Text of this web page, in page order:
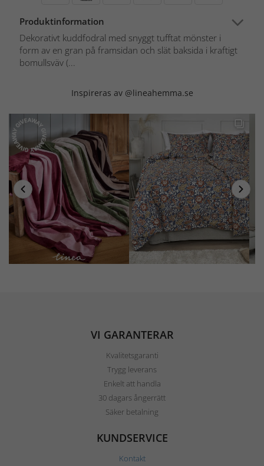
Produktinformation
Dekorativt kuddfodral med snyggt tufftat mönster i
form av en gran på framsidan och slät baksida i kraftigt
bomullsväv (...
Inspireras av @lineahemma.se
VI GARANTERAR
Kvalitetsgaranti
Trygg leverans
Enkelt att handla
30 dagars ångerrätt
Säker betalning
KUNDSERVICE
Kontakt